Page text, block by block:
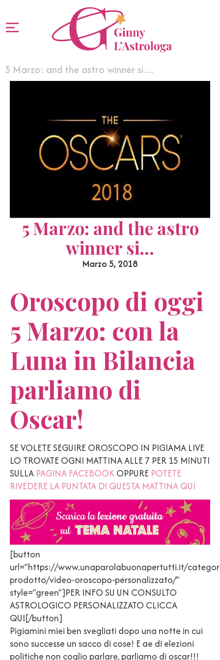
5 Marzo: and the astro winner si…
5 Marzo: and the astro
winner si…
Marzo 5, 2018
Oroscopo di oggi
5 Marzo: con la
Luna in Bilancia
parliamo di
Oscar!
SE VOLETE SEGUIRE OROSCOPO IN PIGIAMA LIVE
LO TROVATE OGNI MATTINA ALLE 7 PER 15 MINUTI
SULLA PAGINA FACEBOOKOPPURE POTETE
RIVEDERE LA PUNTATA DI QUESTA MATTINA QUI
[button
url=”https://www.unaparolabuonapertutti.it/
prodotto/video-oroscopo-personalizzato/”
style=”green”]PER INFO SU UN CONSULTO
ASTROLOGICO PERSONALIZZATO CLICCA
QUI[/button]
Pigiamini miei ben svegliati dopo una notte in cui
sono successe un sacco di cose! E ae di elezioni
politiche non coglio parlare, parliamo di oscar!!!